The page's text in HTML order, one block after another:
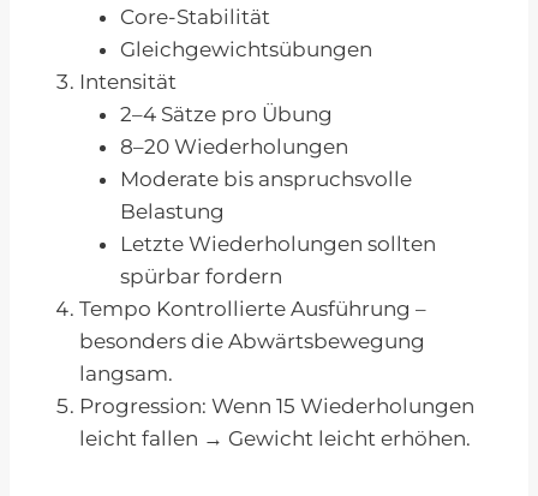
Core-Stabilität
Gleichgewichtsübungen
Intensität
2–4 Sätze pro Übung
8–20 Wiederholungen
Moderate bis anspruchsvolle
Belastung
Letzte Wiederholungen sollten
spürbar fordern
Tempo Kontrollierte Ausführung –
besonders die Abwärtsbewegung
langsam.
Progression: Wenn 15 Wiederholungen
leicht fallen → Gewicht leicht erhöhen.